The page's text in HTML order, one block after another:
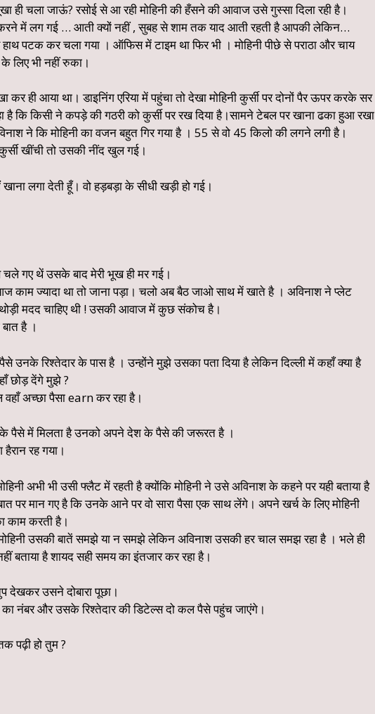
चला जाऊं? रसोई से आ रही मोहिनी की हँसने की आवाज उसे गुस्सा दिला रही है।
में लग गई … आती क्यों नहीं , सुबह से शाम तक याद आती रहती है आपकी लेकिन…
पटक कर चला गया । ऑफिस में टाइम था फिर भी । मोहिनी पीछे से पराठा और चाय
लिए भी नहीं रुका।
कर ही आया था। डाइनिंग एरिया में पहुंचा तो देखा मोहिनी कुर्सी पर दोनों पैर ऊपर करके सर
है कि किसी ने कपड़े की गठरी को कुर्सी पर रख दिया है।सामने टेबल पर खाना ढका हुआ रखा
ने कि मोहिनी का वजन बहुत गिर गया है । 55 से वो 45 किलो की लगने लगी है।
खींची तो उसकी नींद खुल गई।
लगा देती हूँ। वो हड़बड़ा के सीधी खड़ी हो गई।
गए थें उसके बाद मेरी भूख ही मर गई।
काम ज्यादा था तो जाना पड़ा। चलो अब बैठ जाओ साथ में खाते है । अविनाश ने प्लेट
मदद चाहिए थी ! उसकी आवाज में कुछ संकोच है।
है ।
उनके रिश्तेदार के पास है । उन्होंने मुझे उसका पता दिया है लेकिन दिल्ली में कहाँ क्या है
छोड़ देंगे मुझे ?
अच्छा पैसा earn कर रहा है।
के पैसे में मिलता है उनको अपने देश के पैसे की जरूरत है ।
रह गया।
अभी भी उसी फ्लैट में रहती है क्योंकि मोहिनी ने उसे अविनाश के कहने पर यही बताया है
पर मान गए है कि उनके आने पर वो सारा पैसा एक साथ लेंगे। अपने खर्च के लिए मोहिनी
काम करती है।
उसकी बातें समझे या न समझे लेकिन अविनाश उसकी हर चाल समझ रहा है । भले ही
बताया है शायद सही समय का इंतजार कर रहा है।
देखकर उसने दोबारा पूछा।
नंबर और उसके रिश्तेदार की डिटेल्स दो कल पैसे पहुंच जाएंगे।
पढ़ी हो तुम ?